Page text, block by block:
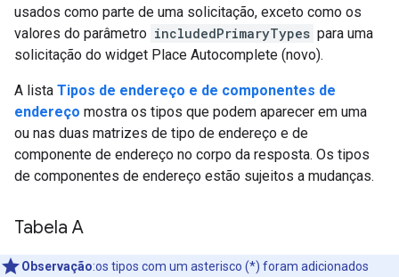
usados como parte de uma solicitação, exceto como os
valores do parâmetro includedPrimaryTypes para uma
solicitação do widget Place Autocomplete (novo).
A lista Tipos de endereço e de componentes de
endereço mostra os tipos que podem aparecer em uma
ou nas duas matrizes de tipo de endereço e de
componente de endereço no corpo da resposta. Os tipos
de componentes de endereço estão sujeitos a mudanças.
Tabela A
Observação:os tipos com um asterisco (*) foram adicionados